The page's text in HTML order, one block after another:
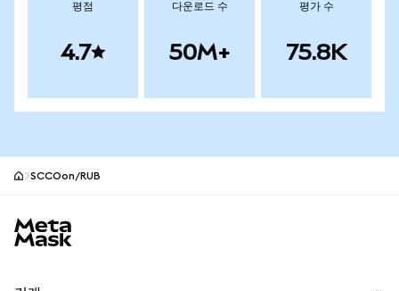
평점
4.7
다운로드 수
50M+
평가 수
75.8K
SCCOon/RUB